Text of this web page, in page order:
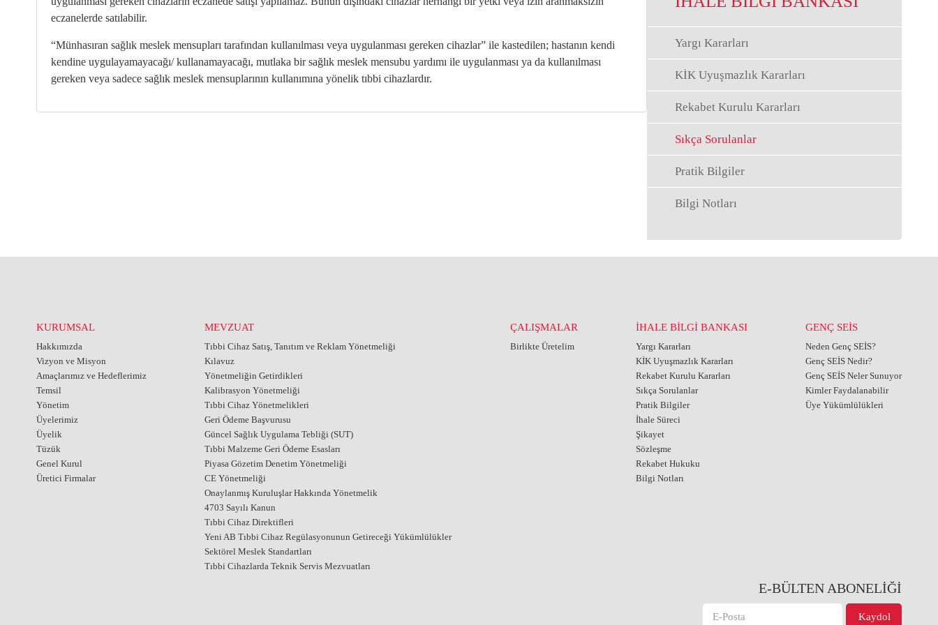
eczanelerde satılabilir.
“Münhasıran sağlık meslek mensupları tarafından kullanılması veya uygulanması gereken cihazlar” ile kastedilen; hastanın kendi
kendine uygulayamayacağı/ kullanamayacağı, mutlaka bir sağlık meslek mensubu yardımı ile uygulanması ya da kullanılması
gereken veya sadece sağlık meslek mensuplarının kullanımına yönelik tıbbi cihazlardır.
Yargı Kararları
KİK Uyuşmazlık Kararları
Rekabet Kurulu Kararları
Sıkça Sorulanlar
Pratik Bilgiler
Bilgi Notları
KURUMSAL
Hakkımızda
Vizyon ve Misyon
Amaçlarımız ve Hedeflerimiz
Temsil
Yönetim
Üyelerimiz
Üyelik
Tüzük
Genel Kurul
Üretici Firmalar
MEVZUAT
Tıbbi Cihaz Satış, Tanıtım ve Reklam Yönetmeliği
Kılavuz
Yönetmeliğin Getirdikleri
Kalibrasyon Yönetmeliği
Tıbbi Cihaz Yönetmelikleri
Geri Ödeme Başvurusu
Güncel Sağlık Uygulama Tebliği (SUT)
Tıbbi Malzeme Geri Ödeme Esasları
Piyasa Gözetim Denetim Yönetmeliği
CE Yönetmeliği
Onaylanmış Kuruluşlar Hakkında Yönetmelik
4703 Sayılı Kanun
Tıbbi Cihaz Direktifleri
Yeni AB Tıbbi Cihaz Regülasyonunun Getireceği Yükümlülükler
Sektörel Meslek Standartları
Tıbbi Cihazlarda Teknik Servis Mezvuatları
ÇALIŞMALAR
Birlikte Üretelim
İHALE BİLGİ BANKASI
Yargı Kararları
KİK Uyuşmazlık Kararları
Rekabet Kurulu Kararları
Sıkça Sorulanlar
Pratik Bilgiler
İhale Süreci
Şikayet
Sözleşme
Rekabet Hukuku
Bilgi Notları
GENÇ SEİS
Neden Genç SEİS?
Genç SEİS Nedir?
Genç SEİS Neler Sunuyor
Kimler Faydalanabilir
Üye Yükümlülükleri
E-BÜLTEN ABONELİĞİ
Kurumsal Kimlik Kılavuzu
Üretici Firmalar
CE Yönetmeliği
Onaylanmış Kuruluşlar Hakkında Yönetmelik
4703 Sayılı Kanun
Tıbbi Cihaz Direktifleri